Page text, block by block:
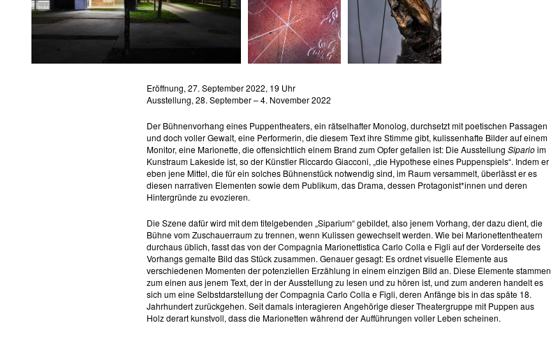
Eröffnung, 27. September 2022, 19 Uhr
Ausstellung, 28. September – 4. November 2022
Der Bühnenvorhang eines Puppentheaters, ein rätselhafter Monolog, durchsetzt mit poetischen Passagen
und doch voller Gewalt, eine Performerin, die diesem Text ihre Stimme gibt, kulissenhafte Bilder auf einem
Monitor, eine Marionette, die offensichtlich einem Brand zum Opfer gefallen ist: Die Ausstellung Siparioim
Kunstraum Lakeside ist, so der Künstler Riccardo Giacconi, „die Hypothese eines Puppenspiels“. Indem er
eben jene Mittel, die für ein solches Bühnenstück notwendig sind, im Raum versammelt, überlässt er es
diesen narrativen Elementen sowie dem Publikum, das Drama, dessen Protagonist*innen und deren
Hintergründe zu evozieren.
Die Szene dafür wird mit dem titelgebenden „Siparium“ gebildet, also jenem Vorhang, der dazu dient, die
Bühne vom Zuschauerraum zu trennen, wenn Kulissen gewechselt werden. Wie bei Marionettentheatern
durchaus üblich, fasst das von der Compagnia Marionettistica Carlo Colla e Figli auf der Vorderseite des
Vorhangs gemalte Bild das Stück zusammen. Genauer gesagt: Es ordnet visuelle Elemente aus
verschiedenen Momenten der potenziellen Erzählung in einem einzigen Bild an. Diese Elemente stammen
zum einen aus jenem Text, der in der Ausstellung zu lesen und zu hören ist, und zum anderen handelt es
sich um eine Selbstdarstellung der Compagnia Carlo Colla e Figli, deren Anfänge bis in das späte 18.
Jahrhundert zurückgehen. Seit damals interagieren Angehörige dieser Theatergruppe mit Puppen aus
Holz derart kunstvoll, dass die Marionetten während der Aufführungen voller Leben scheinen.